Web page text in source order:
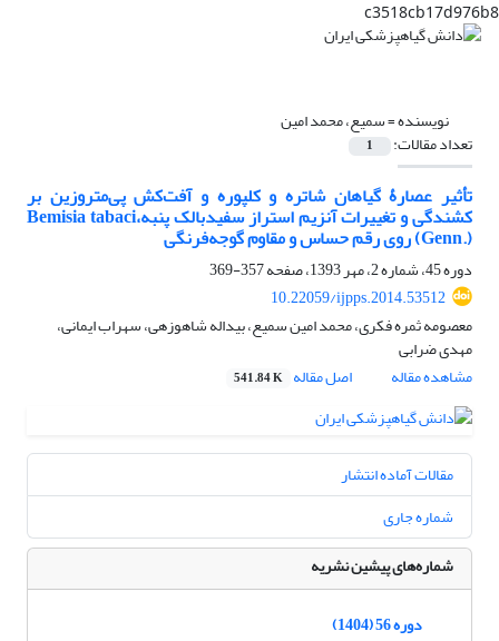
c3518cb17d976b8
نویسنده =سمیع، محمد امین
تعداد مقالات: 1
تأثیر عصارۀ گیاهان شاتره و کلپوره و آفت‌کش پی‌متروزین بر
کشندگی و تغییرات آنزیم استراز سفیدبالک پنبه،Bemisia tabaci
(Genn.) روی رقم حساس و مقاوم گوجه‌فرنگی
دوره 45، شماره 2، مهر 1393، صفحه
357-369
10.22059/ijpps.2014.53512
معصومه ثمره فکری، محمد امین سمیع، بیداله شاهوزهی، سهراب ایمانی،
مهدی ضرابی
مشاهده مقاله
اصل مقاله 541.84 K
مقالات آماده انتشار
شماره جاری
شماره‌های پیشین نشریه
دوره 56 (1404)